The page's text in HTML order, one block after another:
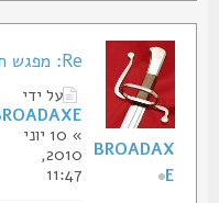
על ידי
BROADAXE
» 10 יוני
2010,
11:47
BROADAX